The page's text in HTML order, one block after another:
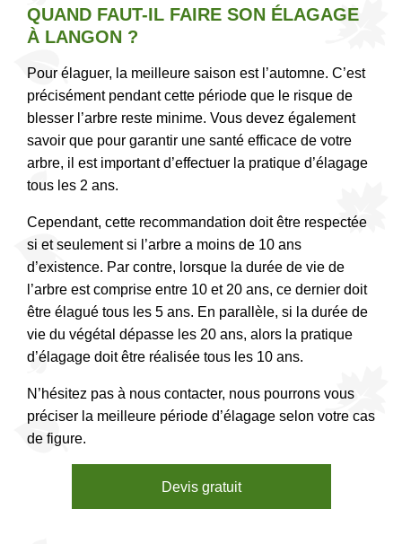
QUAND FAUT-IL FAIRE SON ÉLAGAGE
À LANGON ?
Pour élaguer, la meilleure saison est l’automne. C’est
précisément pendant cette période que le risque de
blesser l’arbre reste minime. Vous devez également
savoir que pour garantir une santé efficace de votre
arbre, il est important d’effectuer la pratique d’élagage
tous les 2 ans.
Cependant, cette recommandation doit être respectée
si et seulement si l’arbre a moins de 10 ans
d’existence. Par contre, lorsque la durée de vie de
l’arbre est comprise entre 10 et 20 ans, ce dernier doit
être élagué tous les 5 ans. En parallèle, si la durée de
vie du végétal dépasse les 20 ans, alors la pratique
d’élagage doit être réalisée tous les 10 ans.
N’hésitez pas à nous contacter, nous pourrons vous
préciser la meilleure période d’élagage selon votre cas
de figure.
Devis gratuit